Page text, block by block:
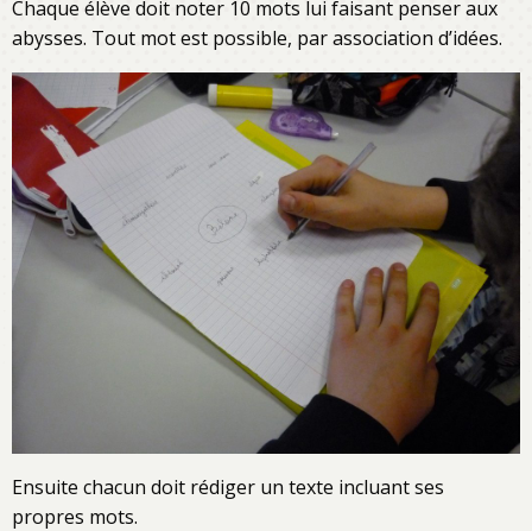
Chaque élève doit noter 10 mots lui faisant penser aux
abysses. Tout mot est possible, par association d’idées.
Ensuite chacun doit rédiger un texte incluant ses
propres mots.